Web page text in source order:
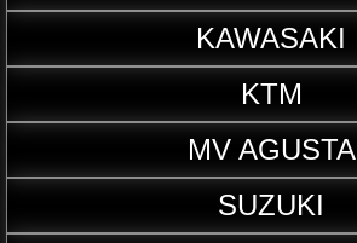
KAWASAKI
KTM
MV AGUSTA
SUZUKI